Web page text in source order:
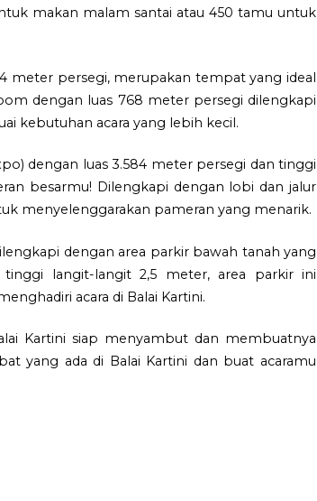
makan malam santai atau 450 tamu untuk
meter persegi, merupakan tempat yang ideal
dengan luas 768 meter persegi dilengkapi
kebutuhan acara yang lebih kecil.
dengan luas 3.584 meter persegi dan tinggi
besarmu! Dilengkapi dengan lobi dan jalur
menyelenggarakan pameran yang menarik.
dengan area parkir bawah tanah yang
langit-langit 2,5 meter, area parkir ini
acara di Balai Kartini.
Kartini siap menyambut dan membuatnya
yang ada di Balai Kartini dan buat acaramu